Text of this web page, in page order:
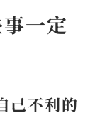
一定
己不利的